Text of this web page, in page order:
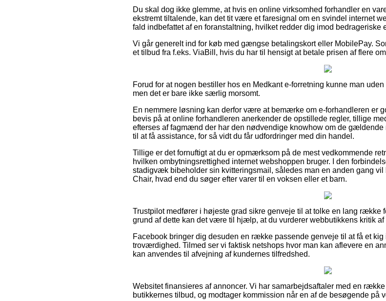
Du skal dog ikke glemme, at hvis en online virksomhed forhandler en
ekstremt tiltalende, kan det tit være et faresignal om en svindel internet
fald indbefattet af en foranstaltning, hvilket redder dig imod bedrageriske
Vi går generelt ind for køb med gængse betalingskort eller MobilePay.
et tilbud fra f.eks. ViaBill, hvis du har til hensigt at betale prisen af flere
Forud for at nogen bestiller hos en Medkant e-forretning kunne man
men det er bare ikke særlig morsomt.
En nemmere løsning kan derfor være at bemærke om e-forhandleren er
bevis på at online forhandleren anerkender de opstillede regler, tillige
efterses af fagmænd der har den nødvendige knowhow om de
til at få assistance, for så vidt du får udfordringer med din handel.
Tillige er det fornuftigt at du er opmærksom på de mest vedkommende
hvilken ombytningsrettighed internet webshoppen bruger. I den
stadigvæk bibeholder sin kvitteringsmail, således man en anden gang vil
Chair, hvad end du søger efter varer til en voksen eller et barn.
Trustpilot medfører i højeste grad sikre genveje til at tolke en lang række
grund af dette kan det være til hjælp, at du vurderer webbutikkens kritik
Facebook bringer dig desuden en række passende genveje til at få et
troværdighed. Tilmed ser vi faktisk netshops hvor man kan aflevere en
kan anvendes til afvejning af kundernes tilfredshed.
Websitet finansieres af annoncer. Vi har samarbejdsaftaler med en
butikkernes tilbud, og modtager kommission når en af de besøgende på